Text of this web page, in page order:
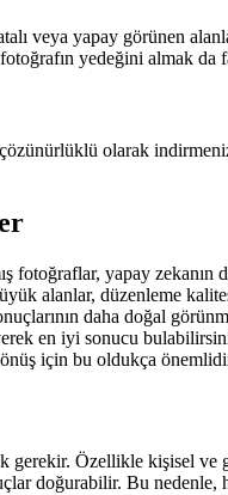
veya yapay görünen
yedeğini almak da
olarak
fotoğraflar, yapay zekanın
alanlar, düzenleme
daha doğal
en iyi sonucu
için bu oldukça
gerekir. Özellikle kişisel
doğurabilir. Bu